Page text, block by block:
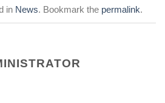
in News. Bookmark the permalink.